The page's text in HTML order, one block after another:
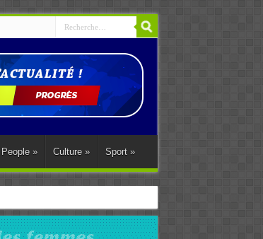
People » Culture » Sport »